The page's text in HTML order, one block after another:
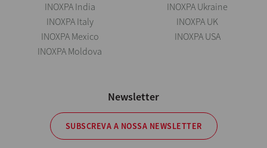
INOXPA India
INOXPA Italy
INOXPA Mexico
INOXPA Moldova
INOXPA Ukraine
INOXPA UK
INOXPA USA
Newsletter
SUBSCREVA A NOSSA NEWSLETTER